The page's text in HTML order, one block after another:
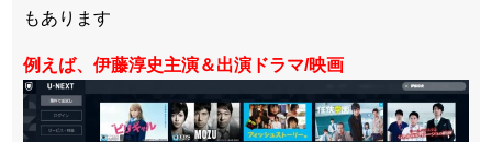
もあります
例えば、伊藤淳史主演＆出演ドラマ/映画